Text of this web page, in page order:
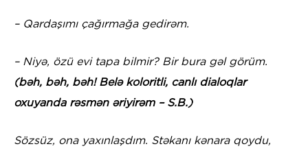
– Qardaşımı çağırmağa gedirəm.
– Niyə, özü evi tapa bilmir? Bir bura gəl görüm.
(bəh, bəh, bəh! Belə koloritli, canlı dialoqlar
oxuyanda rəsmən əriyirəm – S.B.)
Sözsüz, ona yaxınlaşdım. Stəkanı kənara qoydu,